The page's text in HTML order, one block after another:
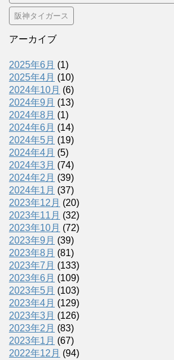
阪神タイガース
アーカイブ
2025年6月 (1)
2025年4月 (10)
2024年10月 (6)
2024年9月 (13)
2024年8月 (1)
2024年6月 (14)
2024年5月 (19)
2024年4月 (5)
2024年3月 (74)
2024年2月 (39)
2024年1月 (37)
2023年12月 (20)
2023年11月 (32)
2023年10月 (72)
2023年9月 (39)
2023年8月 (81)
2023年7月 (133)
2023年6月 (109)
2023年5月 (103)
2023年4月 (129)
2023年3月 (126)
2023年2月 (83)
2023年1月 (67)
2022年12月 (94)